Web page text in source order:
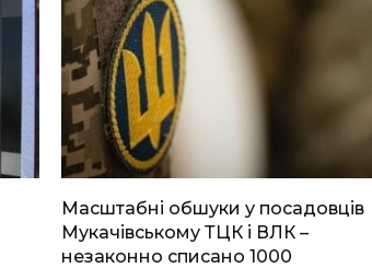
Масштабні обшуки у посадовців
Мукачівському ТЦК і ВЛК –
незаконно списано 1000